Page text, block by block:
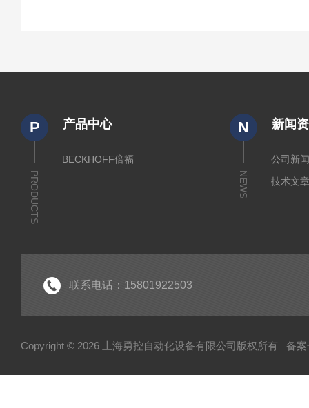
P
PRODUCTS
产品中心
BECKHOFF倍福
N
NEWS
新闻
公司新
技术文
联系电话：15801922503
Copyright © 2026 上海勇控自动化设备有限公司版权所有 备案